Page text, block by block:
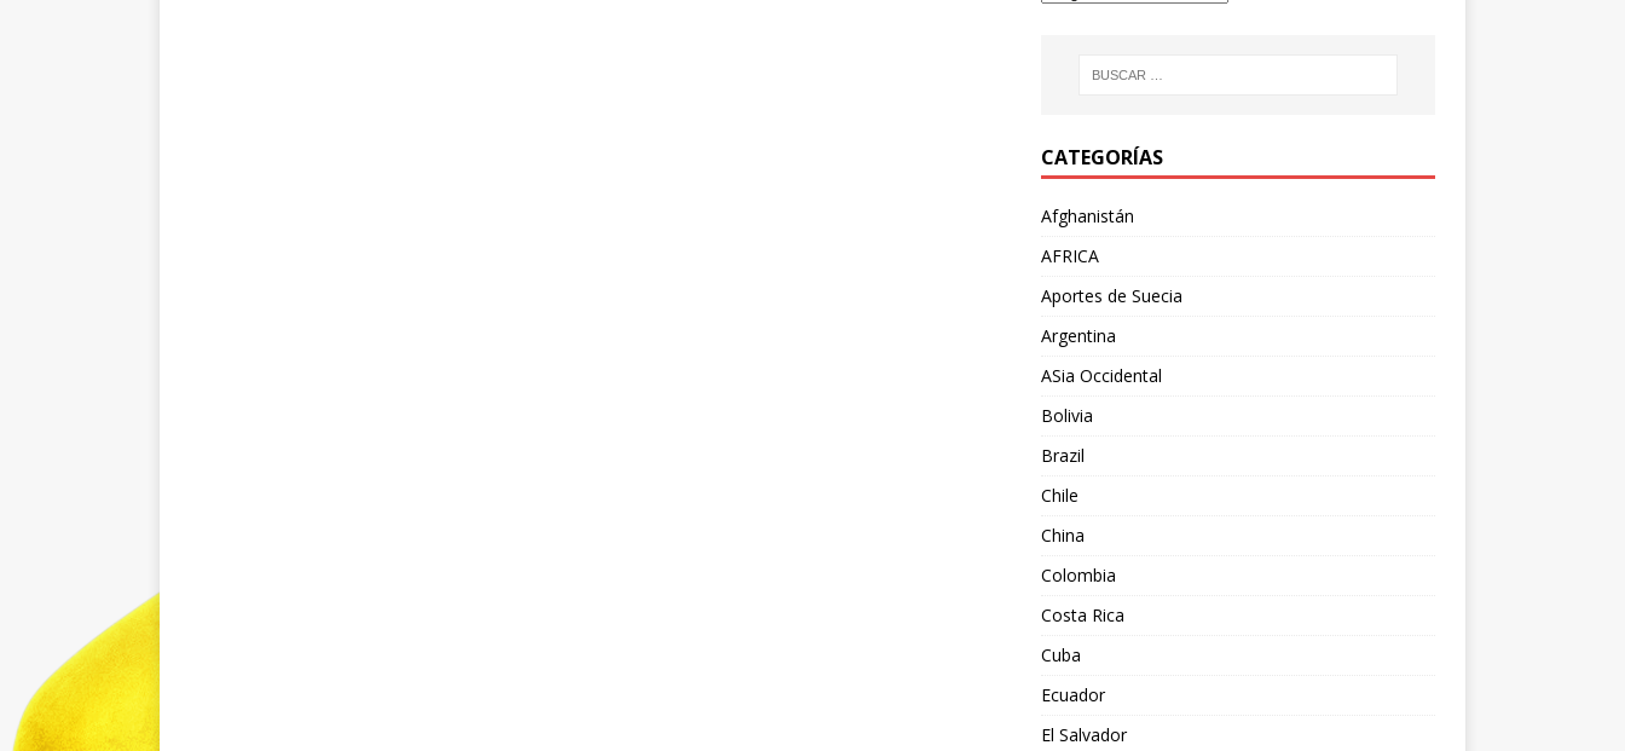
CATEGORÍAS
Afghanistán
AFRICA
Aportes de Suecia
Argentina
ASia Occidental
Bolivia
Brazil
Chile
China
Colombia
Costa Rica
Cuba
Ecuador
El Salvador